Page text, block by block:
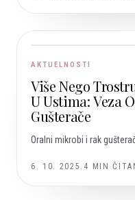
AKTUELNOSTI
Više Nego
U Ustima: Veza
Gušterače
Oralni mikrobi i rak
6. 10. 2025. 4 MIN